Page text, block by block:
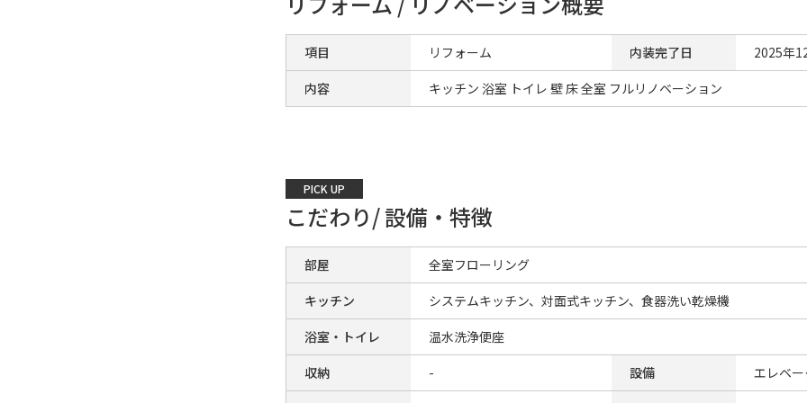
項目 リフォーム 内装完了日
2025年
内容
キッチン 浴室 トイレ 壁 床 全室 フルリノベーション
PICK UP
こだわり/ 設備・特徴
部屋
全室フローリング
キッチン
システムキッチン、対面式キッチン、食器洗い乾燥機
浴室・トイレ
温水洗浄便座
収納
- 設備
エレベ